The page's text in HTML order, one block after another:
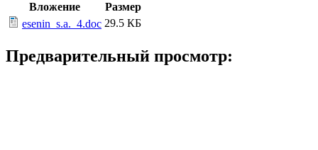
Вложение
Размер
esenin_s.a._4.doc 29.5 КБ
Предварительный просмотр: